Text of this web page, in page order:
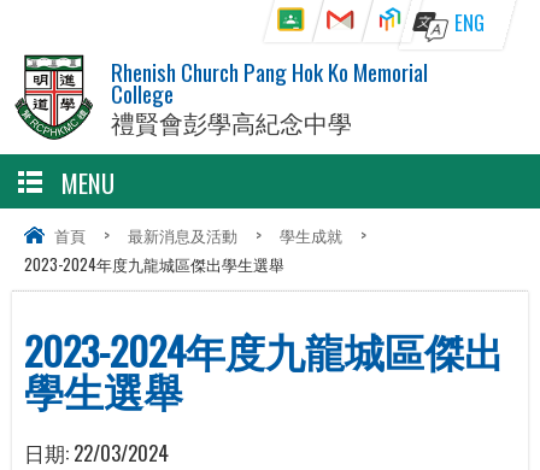
Rhenish Church Pang Hok Ko Memorial
College
禮賢會彭學高紀念中學
ENG
MENU
首頁 > 最新消息及活動 > 學生成就
>
2023-2024年度九龍城區傑出學生選舉
2023-2024年度九龍城區傑出
學生選舉
日期: 22/03/2024